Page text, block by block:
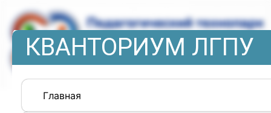
КВАНТОРИУМ ЛГПУ
Главная